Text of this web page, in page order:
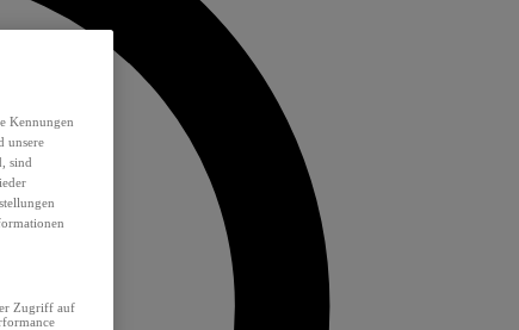
Kennungen
unsere
sind
Zugriff auf